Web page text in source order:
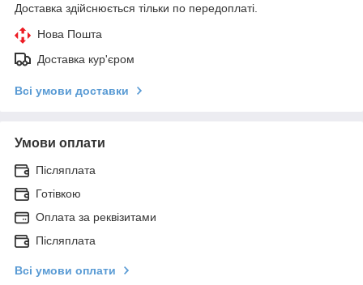
Доставка здійснюється тільки по передоплаті.
Нова Пошта
Доставка кур'єром
Всі умови доставки
Умови оплати
Післяплата
Готівкою
Оплата за реквізитами
Післяплата
Всі умови оплати